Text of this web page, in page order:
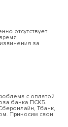
отсутствует
за
с оплатой
банка ПСКБ.
Тбанк,
Приносим свои